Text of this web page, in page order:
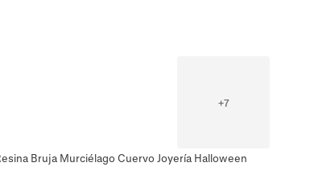
+7
Bruja Murciélago Cuervo Joyería Halloween